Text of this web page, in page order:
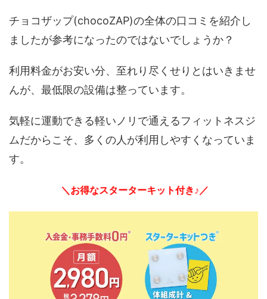
チョコザップ(chocoZAP)の全体の口コミを紹介し
ましたが参考になったのではないでしょうか？
利用料金がお安い分、至れり尽くせりとはいきませ
んが、最低限の設備は整っています。
気軽に運動できる軽いノリで通えるフィットネスジ
ムだからこそ、多くの人が利用しやすくなっていま
す。
＼お得なスターターキット付き♪／